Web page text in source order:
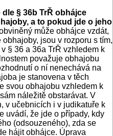
§ 36b TrŘ obhájce
a to pokud jde o jeho
může obhájce vzdát,
jsou v rozporu s tím,
§ 36 a 36a TrŘ vzhledem k
považuje obhajobu
o ní nenechává na
je stanovena v těch
svou obhajobu vzhledem k
náležitě obstarávat. V
v učebnicích i v judikatuře k
uvádí, že jde o případy, kdy
(odsouzeného), zda se
hájit obhájce. Úprava